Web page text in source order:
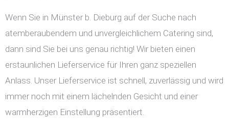
Wenn Sie in Münster b. Dieburg auf der Suche nach
atemberaubendem und unvergleichlichem Catering sind,
dann sind Sie bei uns genau richtig! Wir bieten einen
erstaunlichen Lieferservice für Ihren ganz speziellen
Anlass. Unser Lieferservice ist schnell, zuverlässig und wird
immer noch mit einem lächelnden Gesicht und einer
warmherzigen Einstellung präsentiert.